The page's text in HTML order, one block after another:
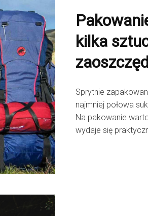
kilka
Sprytnie
najmniej połowa
Na pakowanie
wydaje się